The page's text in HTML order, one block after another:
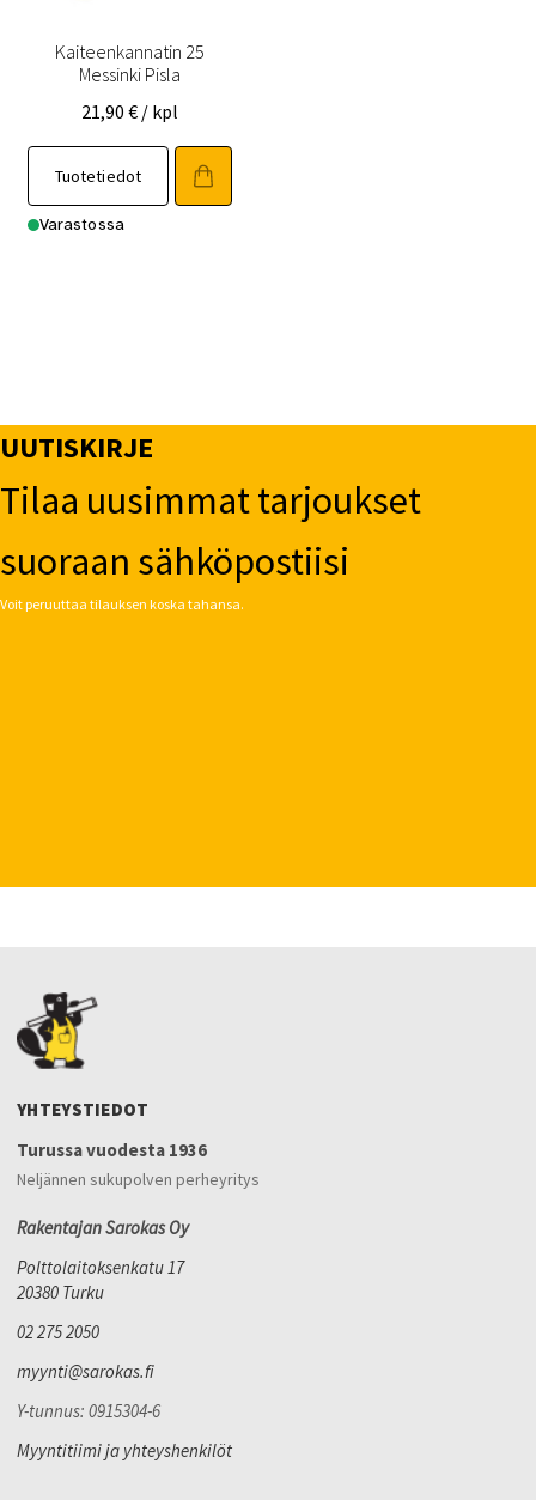
Kaiteenkannatin 25
Messinki Pisla
21,90 € / kpl
Tuotetiedot
Varastossa
UUTISKIRJE
Tilaa uusimmat tarjoukset
suoraan sähköpostiisi
Voit peruuttaa tilauksen koska tahansa.
YHTEYSTIEDOT
Turussa vuodesta 1936
Neljännen sukupolven perheyritys
Rakentajan Sarokas Oy
Polttolaitoksenkatu 17
20380 Turku
02 275 2050
myynti@sarokas.fi
Y-tunnus: 0915304-6
Myyntitiimi ja yhteyshenkilöt